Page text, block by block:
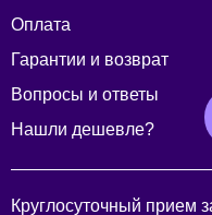
Оплата
Гарантии и возврат
Вопросы и ответы
Нашли дешевле?
Круглосуточный прием